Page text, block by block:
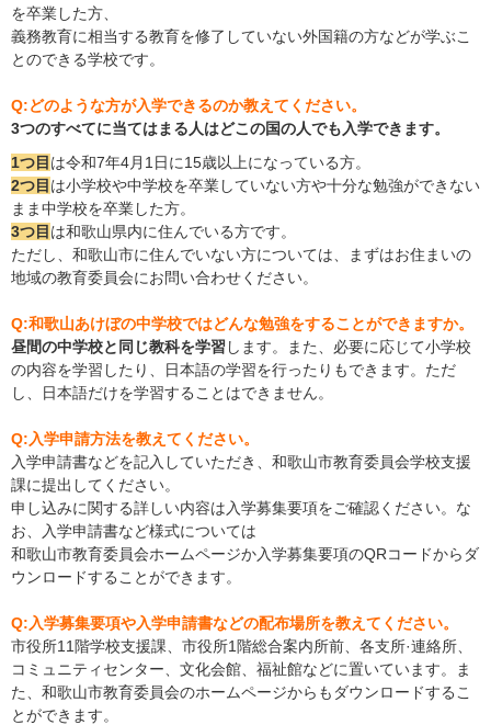
を卒業した方、
義務教育に相当する教育を修了していない外国籍の方などが学ぶこ
とのできる学校です。
Q:どのような方が入学できるのか教えてください。
3つのすべてに当てはまる人はどこの国の人でも入学できます。
1つ目 は令和7年4月1日に15歳以上になっている方。
2つ目 は小学校や中学校を卒業していない方や十分な勉強ができない
まま中学校を卒業した方。
3つ目 は和歌山県内に住んでいる方です。
ただし、和歌山市に住んでいない方については、まずはお住まいの
地域の教育委員会にお問い合わせください。
Q:和歌山あけぼの中学校ではどんな勉強をすることができますか。
昼間の中学校と同じ教科を学習します。また、必要に応じて小学校
の内容を学習したり、日本語の学習を行ったりもできます。ただ
し、日本語だけを学習することはできません。
Q:入学申請方法を教えてください。
入学申請書などを記入していただき、和歌山市教育委員会学校支援
課に提出してください。
申し込みに関する詳しい内容は入学募集要項をご確認ください。な
お、入学申請書など様式については
和歌山市教育委員会ホームページか入学募集要項のQRコードからダ
ウンロードすることができます。
Q:入学募集要項や入学申請書などの配布場所を教えてください。
市役所11階学校支援課、市役所1階総合案内所前、各支所·連絡所、
コミュニティセンター、文化会館、福祉館などに置いています。ま
た、和歌山市教育委員会のホームページからもダウンロードするこ
とができます。